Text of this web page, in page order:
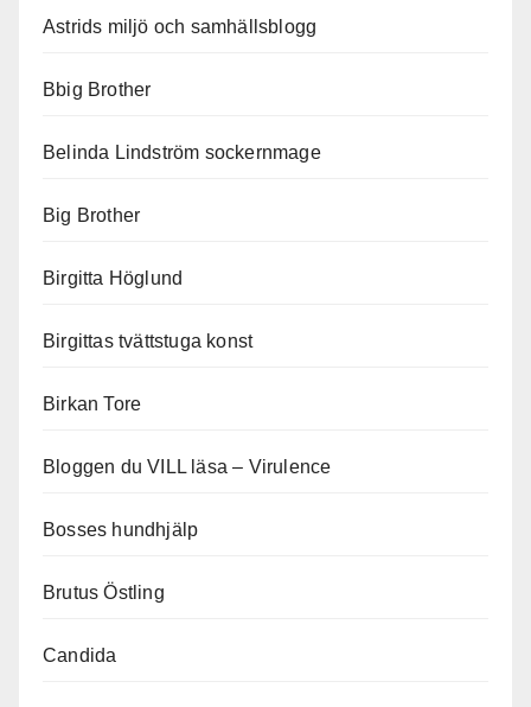
Astrids miljö och samhällsblogg
Bbig Brother
Belinda Lindström sockernmage
Big Brother
Birgitta Höglund
Birgittas tvättstuga konst
Birkan Tore
Bloggen du VILL läsa – Virulence
Bosses hundhjälp
Brutus Östling
Candida